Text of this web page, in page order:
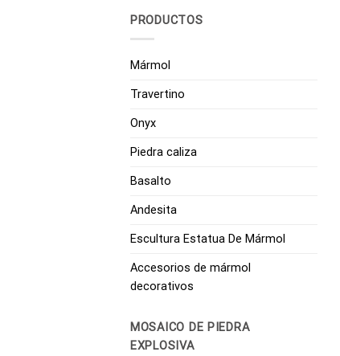
PRODUCTOS
Mármol
Travertino
Onyx
Piedra caliza
Basalto
Andesita
Escultura Estatua De Mármol
Accesorios de mármol
decorativos
MOSAICO DE PIEDRA
EXPLOSIVA